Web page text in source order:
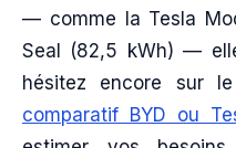
— comme la Tesla
Seal (82,5 kWh) —
hésitez encore sur
comparatif BYD ou